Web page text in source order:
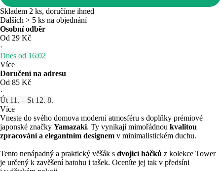
Skladem 2 ks, doručíme ihned
Dalších > 5 ks na objednání
Osobní odběr
Od 29 Kč
·
Dnes od 16:02
Více
Doručení na adresu
Od 85 Kč
·
Út 11. – St 12. 8.
Více
Vneste do svého domova moderní atmosféru s doplňky prémiové
japonské značky Yamazaki. Ty vynikají mimořádnou kvalitou
zpracování a elegantním designem v minimalistickém duchu.
Tento nenápadný a praktický věšák s dvojicí háčků z kolekce Tower
je určený k zavěšení batohu i tašek. Oceníte jej tak v předsíni